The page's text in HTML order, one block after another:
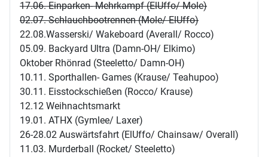
17.06. Einparken- Mehrkampf (ElUffo/ Mole)
02.07. Schlauchbootrennen (Mole/ ElUffo)
22.08.Wasserski/ Wakeboard (Averall/ Rocco)
05.09. Backyard Ultra (Damn-OH/ Elkimo)
Oktober Rhönrad (Steeletto/ Damn-OH)
10.11. Sporthallen- Games (Krause/ Teahupoo)
30.11. Eisstockschießen (Rocco/ Krause)
12.12 Weihnachtsmarkt
19.01. ATHX (Gymlee/ Laxer)
26-28.02 Auswärtsfahrt (ElUffo/ Chainsaw/ Overall)
11.03. Murderball (Rocket/ Steeletto)